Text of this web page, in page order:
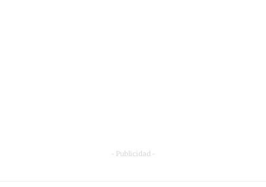
- Publicidad -